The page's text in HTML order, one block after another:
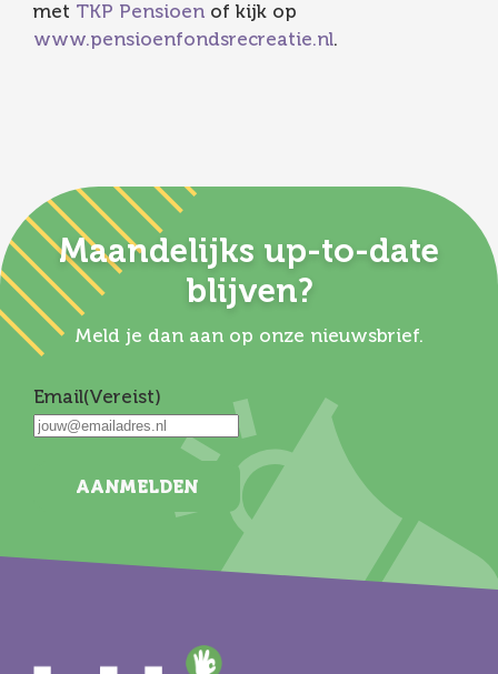
met TKP Pensioen of kijk op
www.pensioenfondsrecreatie.nl.
Maandelijks up-to-date
blijven?
Meld je dan aan op onze nieuwsbrief.
Email(Vereist)
AANMELDEN